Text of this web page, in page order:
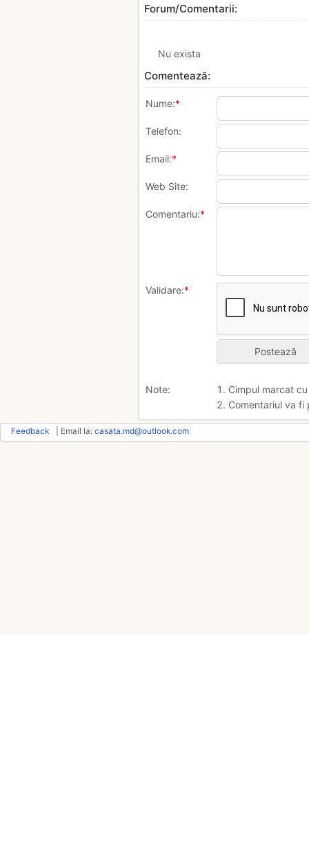
Forum/Comentarii:
Nu exista
Comentează:
Nume:*
Telefon:
Email:*
Web Site:
Comentariu:*
Validare:*
Note:
1. Cimpul marcat
2. Comentariul va
Feedback | Email la: casata.md@outlook.com